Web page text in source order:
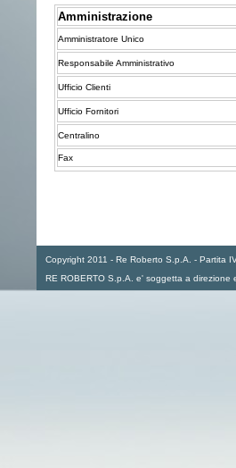
Amministrazione
Amministratore Unico
Responsabile Amministrativo
Ufficio Clienti
Ufficio Fornitori
Centralino
Fax
Copyright 2011 - Re Roberto S.p.A. - Partita
RE ROBERTO S.p.A. e' soggetta a